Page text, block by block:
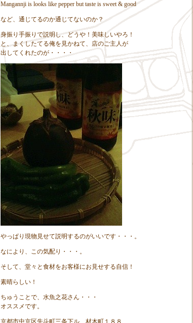
Mangannji is looks like pepper but taste is sweet & good
など、通じてるのか通じてないのか？
身振り手振りで説明し、どうや！美味しいやろ！
と、まくしたてる俺を見かねて、店のご主人が
出してくれたのが・・・・
やっぱり現物見せて説明するのがいいです・・・。
なにより、この気配り・・・。
そして、堂々と食材をお客様にお見せする自信！
素晴らしい！
ちゅうことで、水魚之花さん・・・
オススメです。
京都市中京区先斗町三条下ル 材木町１８８